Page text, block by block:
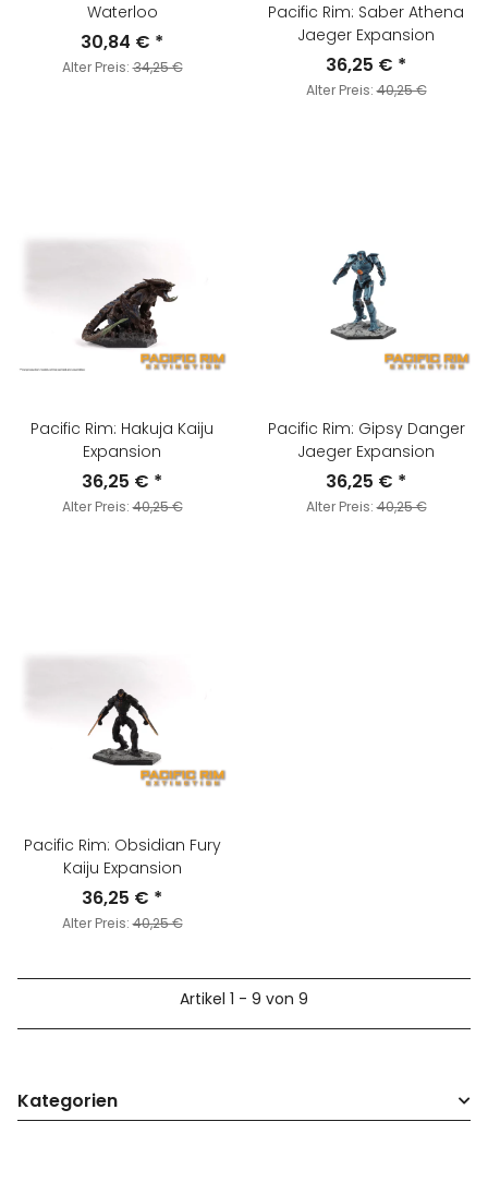
Waterloo
30,84 € *
Alter Preis:34,25 €
Pacific Rim: Saber Athena
Jaeger Expansion
36,25 € *
Alter Preis:40,25 €
Pacific Rim: Hakuja Kaiju
Expansion
36,25 € *
Alter Preis:40,25 €
Pacific Rim: Gipsy Danger
Jaeger Expansion
36,25 € *
Alter Preis:40,25 €
Pacific Rim: Obsidian Fury
Kaiju Expansion
36,25 € *
Alter Preis:40,25 €
Artikel 1 - 9 von 9
Kategorien